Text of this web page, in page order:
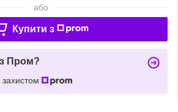
або
Купити з
Пром?